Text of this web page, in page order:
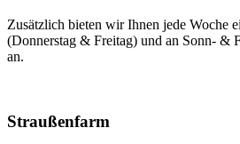
Zusätzlich bieten wir Ihnen jede Woche
(Donnerstag & Freitag) und an Sonn- &
an.
Straußenfarm